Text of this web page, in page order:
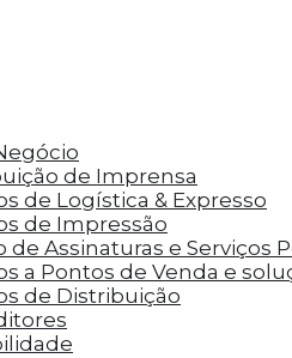
base nas páginas
de Imprensa
de Logística & Expresso
de Impressão
de Assinaturas e Serviços
a Pontos de Venda e
de Distribuição